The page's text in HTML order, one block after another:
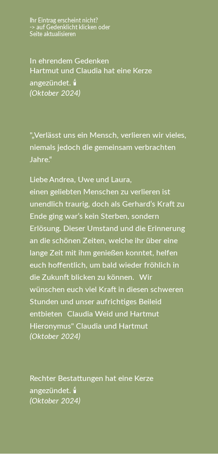
Ihr Eintrag erscheint nicht?
-> auf Gedenklicht klicken oder
Seite aktualisieren
In ehrendem Gedenken
Hartmut und Claudia hat eine Kerze
angezündet. 🕯️
(Oktober 2024)
"„Verlässt uns ein Mensch, verlieren wir vieles,
niemals jedoch die gemeinsam verbrachten
Jahre.“
Liebe Andrea, Uwe und Laura,
einen geliebten Menschen zu verlieren ist
unendlich traurig, doch als Gerhard‘s Kraft zu
Ende ging war‘s kein Sterben, sondern
Erlösung. Dieser Umstand und die Erinnerung
an die schönen Zeiten, welche ihr über eine
lange Zeit mit ihm genießen konntet, helfen
euch hoffentlich, um bald wieder fröhlich in
die Zukunft blicken zu können. Wir
wünschen euch viel Kraft in diesen schweren
Stunden und unser aufrichtiges Beileid
entbieten Claudia Weid und Hartmut
Hieronymus" Claudia und Hartmut
(Oktober 2024)
Rechter Bestattungen hat eine Kerze
angezündet. 🕯️
(Oktober 2024)